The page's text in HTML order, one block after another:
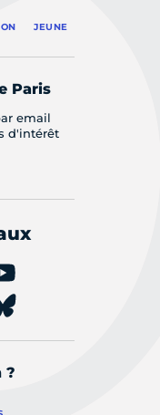
JEUNE
Paris
email
d'intérêt
?